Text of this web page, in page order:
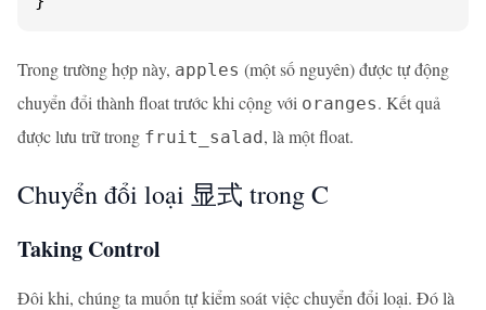
Trong trường hợp này, apples (một số nguyên) được tự động
chuyển đổi thành float trước khi cộng với oranges. Kết quả
được lưu trữ trong fruit_salad, là một float.
Chuyển đổi loại 显式 trong C
Taking Control
Đôi khi, chúng ta muốn tự kiểm soát việc chuyển đổi loại. Đó là